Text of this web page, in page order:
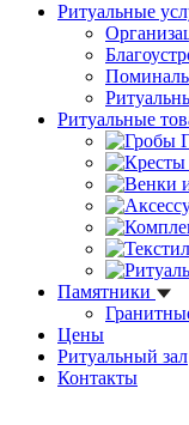
Ритуальные
Ритуальные
Памятники
Цены
Ритуальный зал
Контакты